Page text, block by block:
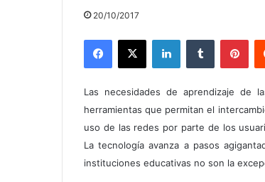
20/10/2017
Facebook
X LinkedInTumblr
Las necesidades de aprendizaje de
herramientas que permitan el
uso de las redes por parte de los
La tecnología avanza a pasos
instituciones educativas no son la